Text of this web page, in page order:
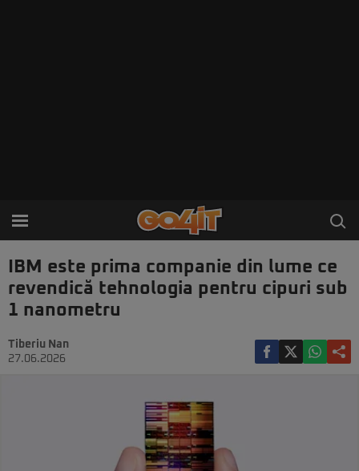
IBM este prima companie din lume ce
revendică tehnologia pentru cipuri sub
1 nanometru
Tiberiu Nan
27.06.2026